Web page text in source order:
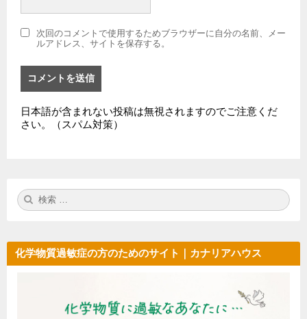
次回のコメントで使用するためブラウザーに自分の名前、メー
ルアドレス、サイトを保存する。
日本語が含まれない投稿は無視されますのでご注意くだ
さい。（スパム対策）
検
索:
化学物質過敏症の方のためのサイト｜カナリアハウス